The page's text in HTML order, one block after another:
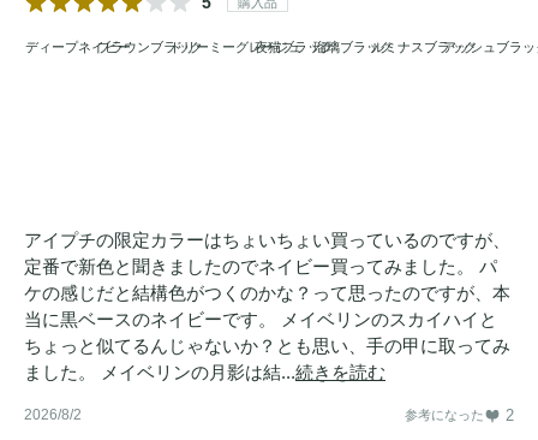
ディープネイビーブラウンブラックドリーミーグレージュ
夜猫ブラック瑠璃ブラックルミナスブラックアッシュブラッ
アイプチの限定カラーはちょいちょい買っているのですが、
定番で新色と聞きましたのでネイビー買ってみました。 パ
ケの感じだと結構色がつくのかな？って思ったのですが、本
当に黒ベースのネイビーです。 メイベリンのスカイハイと
ちょっと似てるんじゃないか？とも思い、手の甲に取ってみ
ました。 メイベリンの月影は結...続きを読む
2026/8/2 参考になった 2